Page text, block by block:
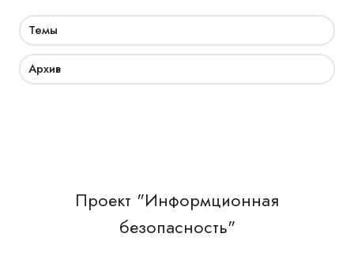
Темы
Архив
Проект "Информционная
безопасность"